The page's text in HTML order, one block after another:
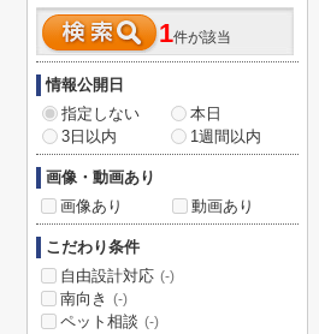
1件が該当
情報公開日
指定しない
本日
3日以内
1週間以内
画像・動画あり
画像あり
動画あり
こだわり条件
自由設計対応 (-)
南向き (-)
ペット相談 (-)